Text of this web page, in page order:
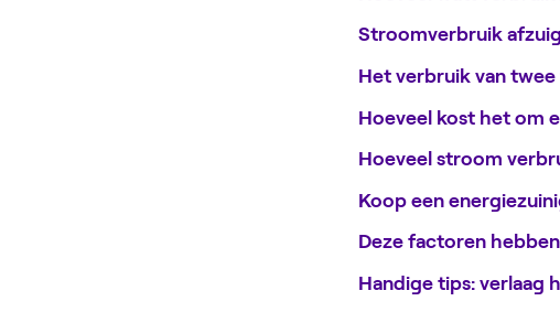
Stroomverbruik
Het verbruik van
Hoeveel kost het om
Hoeveel stroom
Koop een
Deze factoren
Handige tips: verlaag